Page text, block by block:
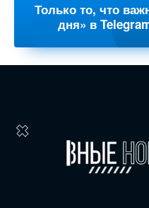
Только то, что
дня» в